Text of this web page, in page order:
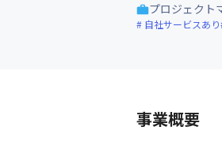
プロジェクト
自社サービスあり
事業概要